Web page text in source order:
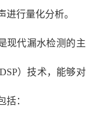
进行量化分析。
现代漏水检测的主
DSP）技术，能够对
括：